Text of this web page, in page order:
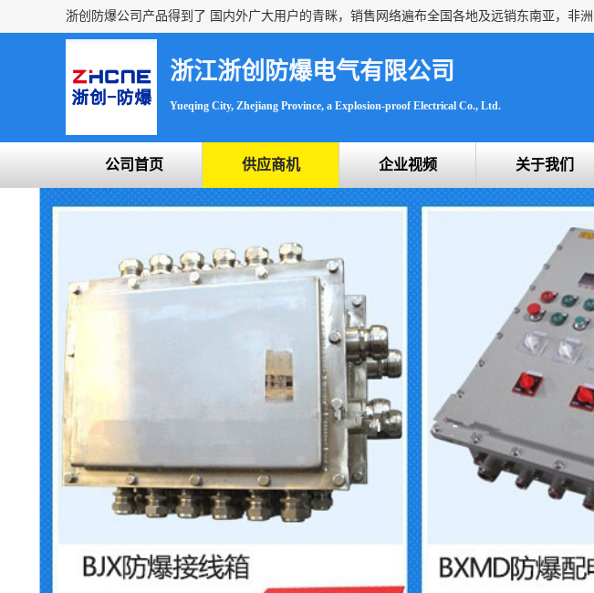
浙江浙创防爆电气有限公司
Yueqing City, Zhejiang Province, a Explosion-proof Electrical Co., Ltd.
公司首页 供应商机 企业视频 关于我们